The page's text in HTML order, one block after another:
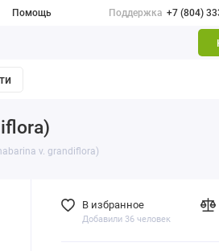
Помощь Поддержка +7 (804)
v. grandiflora)
В избранное
Добавили 36 человек